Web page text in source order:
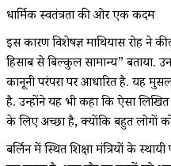
धार्मिक स्वतंत्रता की ओर एक कदम
इस कारण विशेषज्ञ माथियास रोह ने
हिसाब से बिल्कुल सामान्य”
कानूनी परंपरा पर आधारित है. यह
है. उन्होंने यह भी कहा कि ऐसा लिखित
के लिए अच्छा है, क्योंकि बहुत लोगों
बर्लिन में स्थित शिक्षा मंत्रियों के